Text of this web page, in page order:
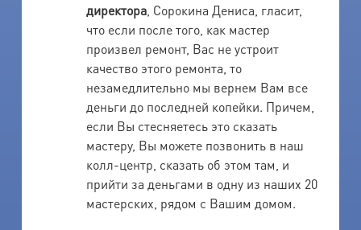
директора, Сорокина Дениса, гласит,
что если после того, как мастер
произвел ремонт, Вас не устроит
качество этого ремонта, то
незамедлительно мы вернем Вам все
деньги до последней копейки. Причем,
если Вы стесняетесь это сказать
мастеру, Вы можете позвонить в наш
колл-центр, сказать об этом там, и
прийти за деньгами в одну из наших 20
мастерских, рядом с Вашим домом.